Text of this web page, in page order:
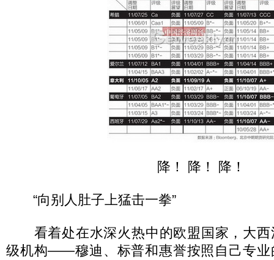
降！ 降！ 降！
“向别人肚子上猛击一拳”
看着处在水深火热中的欧盟国家，大西
级机构——穆迪、标普和惠誉按照自己专业